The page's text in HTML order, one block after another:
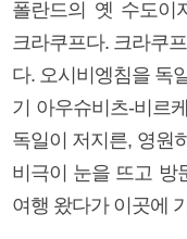
폴란드의 옛 수도이
크라쿠프다. 크라쿠
다. 오시비엥침을 독
기 아우슈비츠-비르
독일이 저지른, 영원
비극이 눈을 뜨고 방
여행 왔다가 이곳에